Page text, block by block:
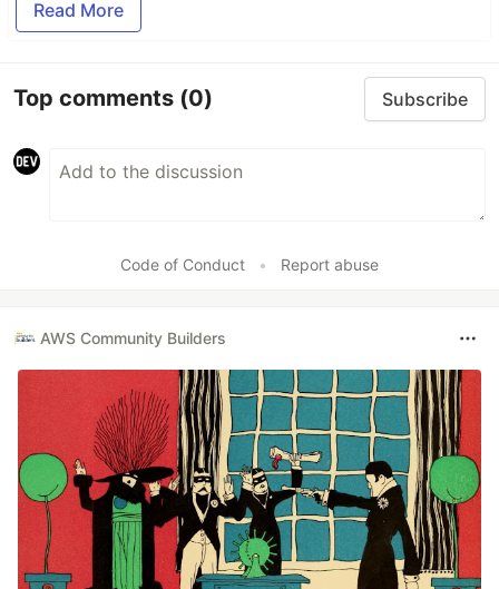
Read More
Top comments (0) Subscribe
Code of Conduct • Report abuse
AWS Community Builders